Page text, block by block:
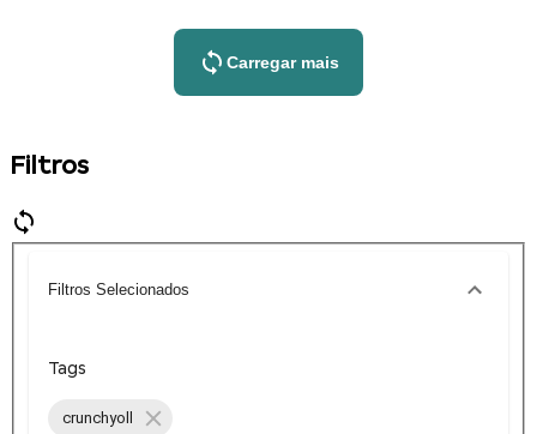
Carregar mais
Filtros
Filtros Selecionados
Tags
crunchyoll